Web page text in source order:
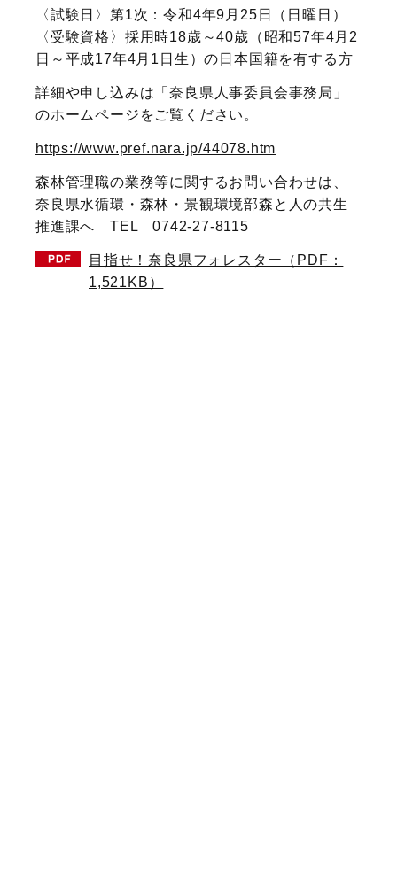
〈試験日〉第1次：令和4年9月25日（日曜日）
〈受験資格〉採用時18歳～40歳（昭和57年4月2
日～平成17年4月1日生）の日本国籍を有する方
詳細や申し込みは「奈良県人事委員会事務局」
のホームページをご覧ください。
https://www.pref.nara.jp/44078.htm
森林管理職の業務等に関するお問い合わせは、
奈良県水循環・森林・景観環境部森と人の共生
推進課へ TEL 0742-27-8115
目指せ！奈良県フォレスター（PDF：
1,521KB）